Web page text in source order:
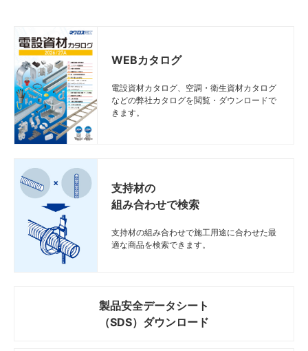
WEBカタログ
電設資材カタログ、空調・衛生資材カタログ
などの弊社カタログを閲覧・ダウンロードで
きます。
支持材の
組み合わせで検索
支持材の組み合わせで施工用途に合わせた最
適な商品を検索できます。
製品安全データシート
（SDS）ダウンロード